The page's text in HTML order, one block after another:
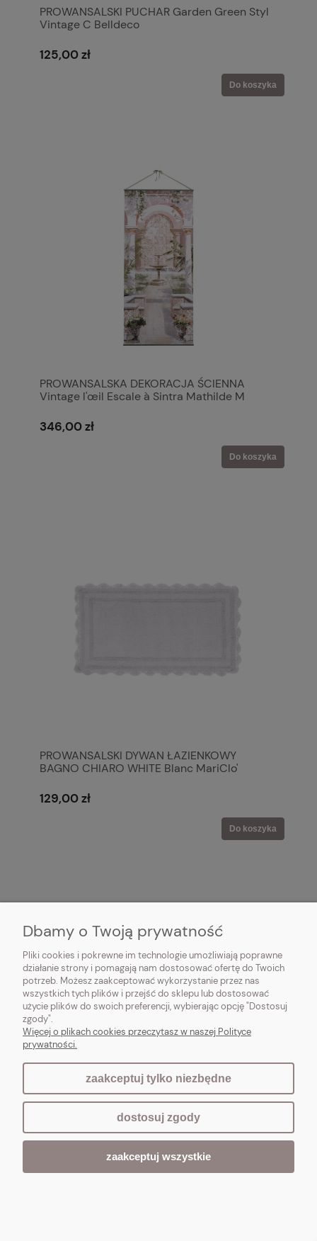
PROWANSALSKI PUCHAR Garden Green Styl
Vintage C Belldeco
125,00 zł
Do koszyka
PROWANSALSKA DEKORACJA ŚCIENNA
Vintage l'œil Escale à Sintra Mathilde M
346,00 zł
Do koszyka
PROWANSALSKI DYWAN ŁAZIENKOWY
BAGNO CHIARO WHITE Blanc MariClo'
129,00 zł
Do koszyka
DEKORACYJNY KARCZOCH Piasek Pustyni w
Stylu Vintage Belldeco
79,00 zł
Dbamy o Twoją prywatność
Pliki cookies i pokrewne im technologie umożliwiają poprawne
działanie strony i pomagają nam dostosować ofertę do Twoich
potrzeb. Możesz zaakceptować wykorzystanie przez nas
wszystkich tych plików i przejść do sklepu lub dostosować
użycie plików do swoich preferencji, wybierając opcję "Dostosuj
zgody".
Więcej o plikach cookies przeczytasz w naszej Polityce
prywatności.
zaakceptuj tylko niezbędne
dostosuj zgody
zaakceptuj wszystkie